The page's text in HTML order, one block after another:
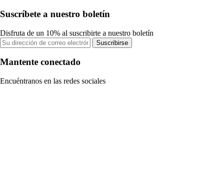
Suscríbete a nuestro boletín
Disfruta de un 10% al suscribirte a nuestro boletín
Suscribirse
Mantente conectado
Encuéntranos en las redes sociales